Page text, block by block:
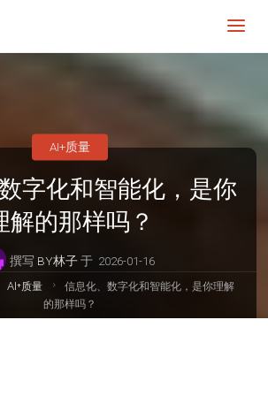
字化和智能化，是你
解的那样吗？
撰写 BY林子 于 2026-01-16
AI+质量
AI+质量
信息化、数字化和智能化，是你理解
的那样吗？